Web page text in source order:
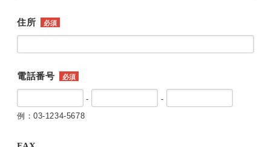
住所 必須
電話番号 必須
-
-
例：03-1234-5678